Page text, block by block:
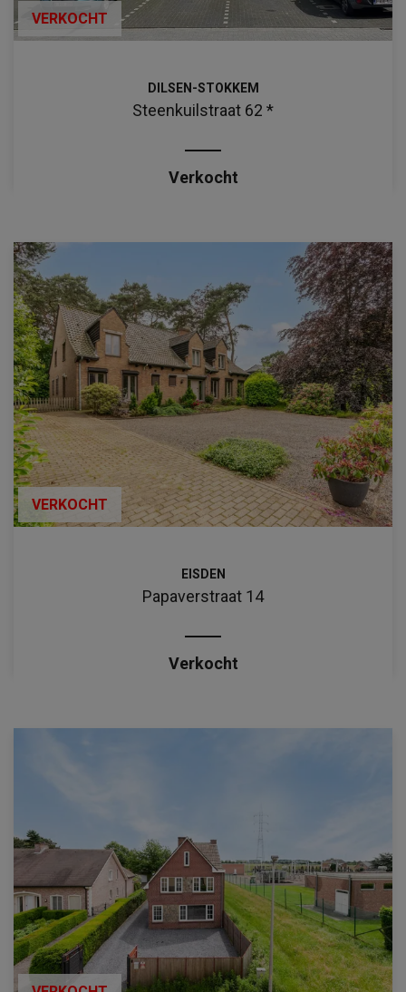
VERKOCHT
DILSEN-STOKKEM
Steenkuilstraat 62 *
Verkocht
VERKOCHT
EISDEN
Papaverstraat 14
Verkocht